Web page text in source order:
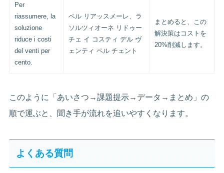
Per
riassumere, la
soluzione
riduce i costi
del venti per
cento.
ペル リアッスメーレ、ラ
ソルツィオーネ リドゥー
チェ イ コスティ デル ヴ
ェンティ ペル チェント
まとめると、この
解決策はコストを
20%削減します。
このように「あいさつ→課題提示→データ→まとめ」の
順で運ぶと、聞き手が流れを追いやすくなります。
よくある質問